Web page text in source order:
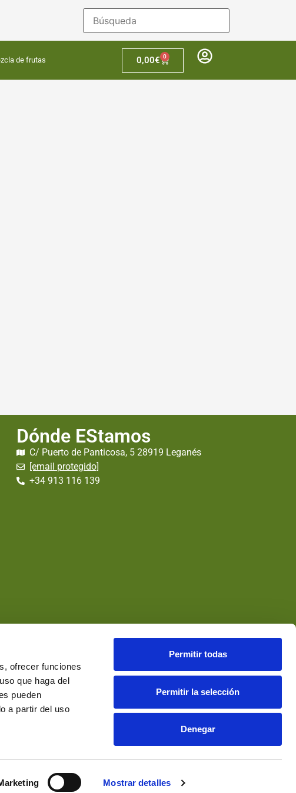
ofrecer funciones
que haga del
pueden
a partir del uso
Mostrar detalles
Permitir todas
Permitir la selección
Denegar
de frutas 0,00€ 0
Dónde EStamos
C/ Puerto de Panticosa, 5 28919 Leganés
[email protegido]
+34 913 116 139